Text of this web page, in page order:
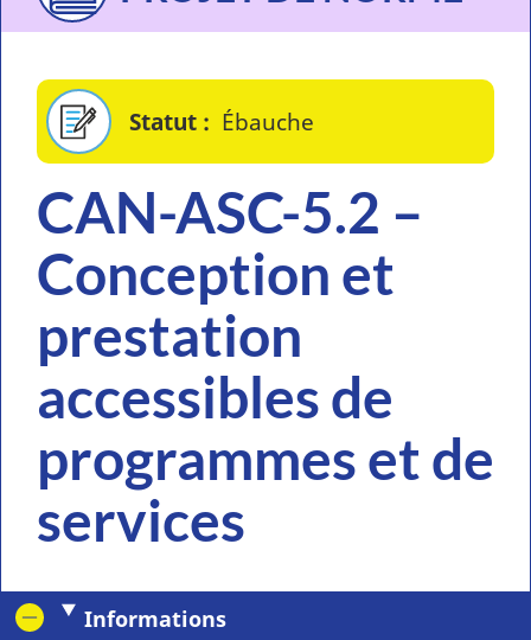
Statut Ébauche
CAN-ASC-5.2 –
Conception et
prestation
accessibles de
programmes et de
services
Informations